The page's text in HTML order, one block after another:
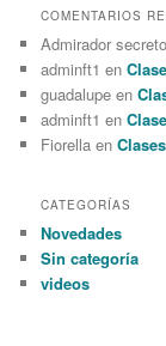
COMENTARIOS
Admirador
adminft1 en
guadalupe en
adminft1 en
Fiorella en
CATEGORÍAS
Novedades
Sin categoría
videos